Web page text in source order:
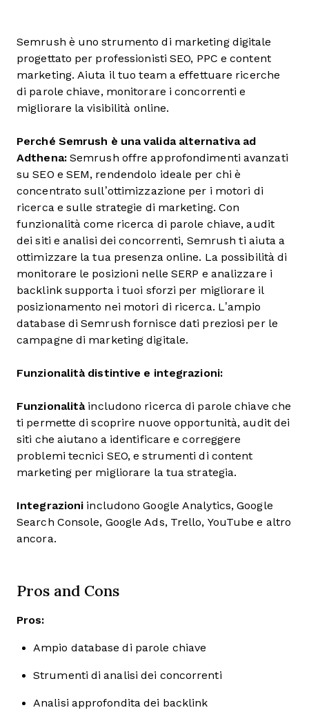
Semrush è uno strumento di marketing digitale
progettato per professionisti SEO, PPC e content
marketing. Aiuta il tuo team a effettuare ricerche
di parole chiave, monitorare i concorrenti e
migliorare la visibilità online.
Perché Semrush è una valida alternativa ad
Adthena:Semrush offre approfondimenti avanzati
su SEO e SEM, rendendolo ideale per chi è
concentrato sull’ottimizzazione per i motori di
ricerca e sulle strategie di marketing. Con
funzionalità come ricerca di parole chiave, audit
dei siti e analisi dei concorrenti, Semrush ti aiuta a
ottimizzare la tua presenza online. La possibilità di
monitorare le posizioni nelle SERP e analizzare i
backlink supporta i tuoi sforzi per migliorare il
posizionamento nei motori di ricerca. L’ampio
database di Semrush fornisce dati preziosi per le
campagne di marketing digitale.
Funzionalità distintive e integrazioni:
Funzionalitàincludono ricerca di parole chiave che
ti permette di scoprire nuove opportunità, audit dei
siti che aiutano a identificare e correggere
problemi tecnici SEO, e strumenti di content
marketing per migliorare la tua strategia.
Integrazioni includono Google Analytics, Google
Search Console, Google Ads, Trello, YouTube e altro
ancora.
Pros and Cons
Pros:
Ampio database di parole chiave
Strumenti di analisi dei concorrenti
Analisi approfondita dei backlink